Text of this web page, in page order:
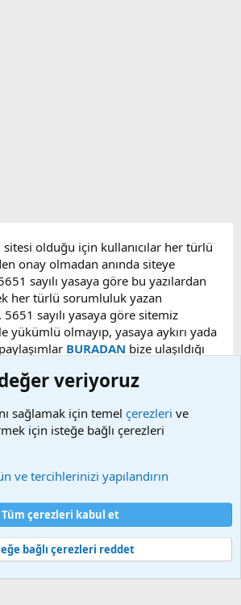
olduğu için kullanıcılar her türlü
onay olmadan anında siteye
sayılı yasaya göre bu yazılardan
her türlü sorumluluk yazan
5651 sayılı yasaya göre sitemiz
yükümlü olmayıp, yasaya aykırı yada
BURADAN bize ulaşıldığı
Bulunan Videolar YouTube,
hakları sorumluluğu bu sitelere aittir.
bulunmamaktadır.
kurallar Gizlilik politikası
® © 2010-2025 XenForo Ltd.
- 2026 ürünleri ile desteklenmektedir
veriyoruz
sağlamak için temel çerezleri ve
için isteğe bağlı çerezleri
ve tercihlerinizi yapılandırın
Tüm çerezleri kabul et
bağlı çerezleri reddet